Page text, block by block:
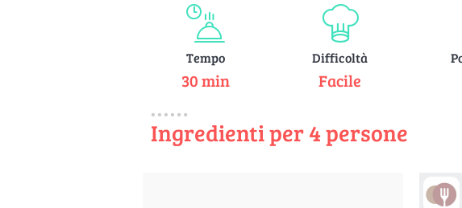
Tempo
30 min
Difficoltà
Facile
Ingredienti per 4 persone